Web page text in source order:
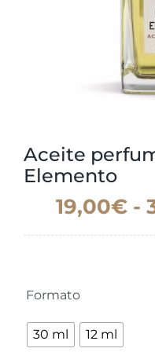
Aceite
Elemento
19,00€ -
Formato
30 ml 12 ml